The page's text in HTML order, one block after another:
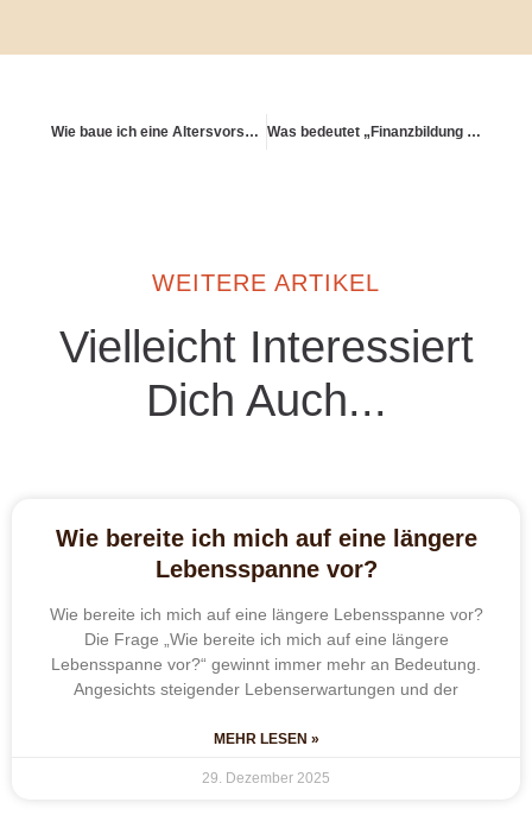
Wie baue ich eine Altersvorsorge, die nicht nur mir dient? Was bedeutet „Finanzbildung vor Finanzprodukt“?
WEITERE ARTIKEL
Vielleicht Interessiert
Dich Auch...
Wie bereite ich mich auf eine längere
Lebensspanne vor?
Wie bereite ich mich auf eine längere Lebensspanne vor?
Die Frage „Wie bereite ich mich auf eine längere
Lebensspanne vor?“ gewinnt immer mehr an Bedeutung.
Angesichts steigender Lebenserwartungen und der
MEHR LESEN »
29. Dezember 2025